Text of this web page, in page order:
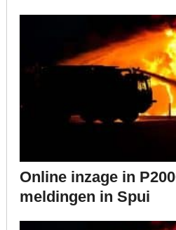
Online inzage in
meldingen in Spui